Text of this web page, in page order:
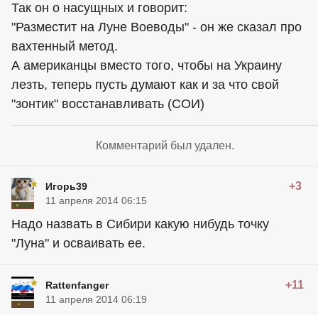
Так он о насущных и говорит:
"Разместит на Луне Воеводы" - он же сказал про
вахтенный метод.
А американцы вместо того, чтобы на Украину
лезть, теперь пусть думают как и за что свой
"зонтик" восстанавливать (СОИ)
Комментарий был удален.
Игорь39 +3
11 апреля 2014 06:15
Надо назвать в Сибири какую нибудь точку
"Луна" и осваивать ее.
Rattenfanger +11
11 апреля 2014 06:19